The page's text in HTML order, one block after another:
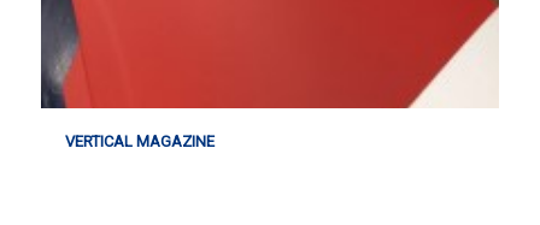
VERTICAL MAGAZINE